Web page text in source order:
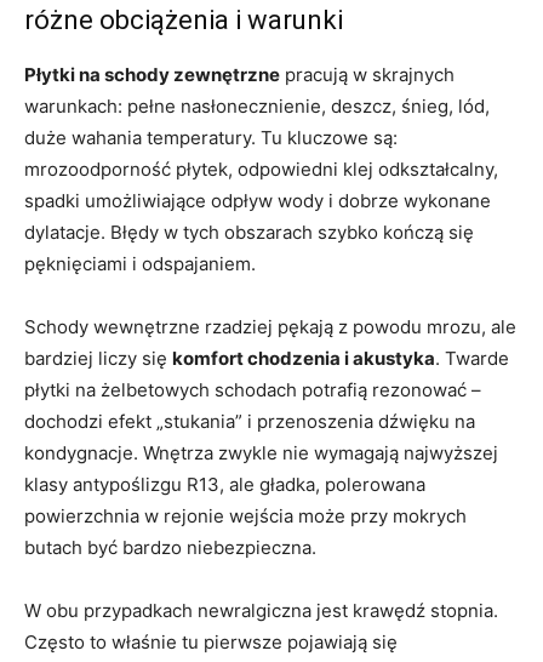
różne obciążenia i warunki
Płytki na schody zewnętrzne pracują w skrajnych
warunkach: pełne nasłonecznienie, deszcz, śnieg, lód,
duże wahania temperatury. Tu kluczowe są:
mrozoodporność płytek, odpowiedni klej odkształcalny,
spadki umożliwiające odpływ wody i dobrze wykonane
dylatacje. Błędy w tych obszarach szybko kończą się
pęknięciami i odspajaniem.
Schody wewnętrzne rzadziej pękają z powodu mrozu, ale
bardziej liczy się komfort chodzenia i akustyka. Twarde
płytki na żelbetowych schodach potrafią rezonować –
dochodzi efekt „stukania” i przenoszenia dźwięku na
kondygnacje. Wnętrza zwykle nie wymagają najwyższej
klasy antypoślizgu R13, ale gładka, polerowana
powierzchnia w rejonie wejścia może przy mokrych
butach być bardzo niebezpieczna.
W obu przypadkach newralgiczna jest krawędź stopnia.
Często to właśnie tu pierwsze pojawiają się